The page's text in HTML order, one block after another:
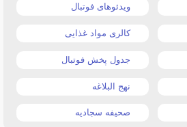
ویدئوهای فوتبال
کالری مواد غذایی
جدول پخش فوتبال
نهج البلاغه
صحیفه سجادیه